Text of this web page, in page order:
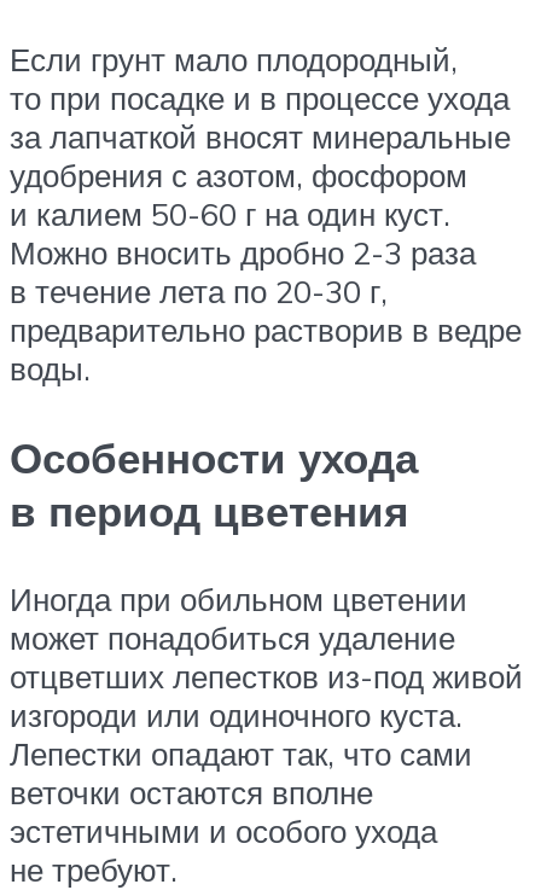
Если грунт мало плодородный,
то при посадке и в процессе ухода
за лапчаткой вносят минеральные
удобрения с азотом, фосфором
и калием 50-60 г на один куст.
Можно вносить дробно 2-3 раза
в течение лета по 20-30 г,
предварительно растворив в ведре
воды.
Особенности ухода
в период цветения
Иногда при обильном цветении
может понадобиться удаление
отцветших лепестков из-под живой
изгороди или одиночного куста.
Лепестки опадают так, что сами
веточки остаются вполне
эстетичными и особого ухода
не требуют.